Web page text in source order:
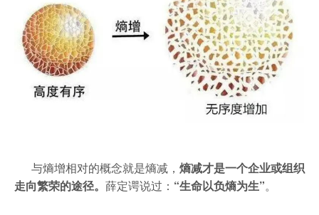
与熵增相对的概念就是熵减， 熵减才是一个企业或组织
走向繁荣的途径。 薛定谔说过： “生命以负熵为生”。